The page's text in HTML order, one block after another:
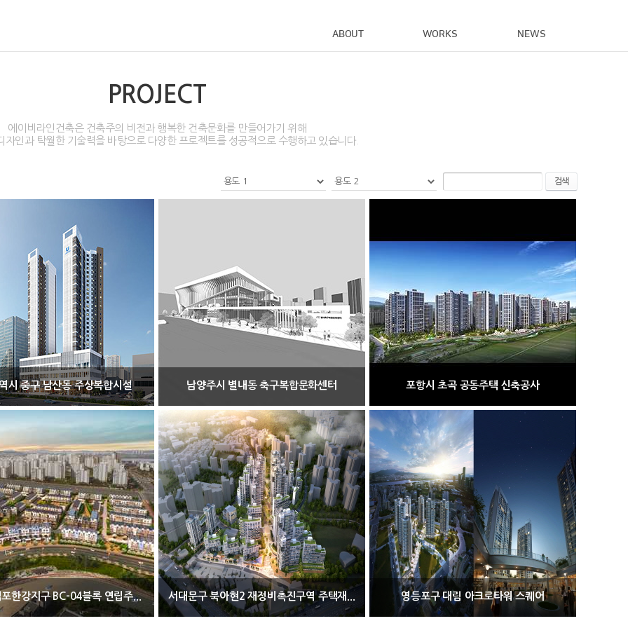
ABOUT WORKS NEWS
PROJECT
에이비라인건축은 건축주의 비전과 행복한 건축문화를 만들어가기 위해
자인과 탁월한 기술력을 바탕으로 다양한 프로젝트를 성공적으로 수행하고 있습니다.
검색
시 중구 남산동 주상복합시설 남양주시 별내동 축구복합문화센터 포항시 초곡 공동주택 신축공사
한강지구 BC-04블록 연립주... 서대문구 북아현2 재정비촉진구역 주택재... 영등포구 대림 아크로타워 스퀘어